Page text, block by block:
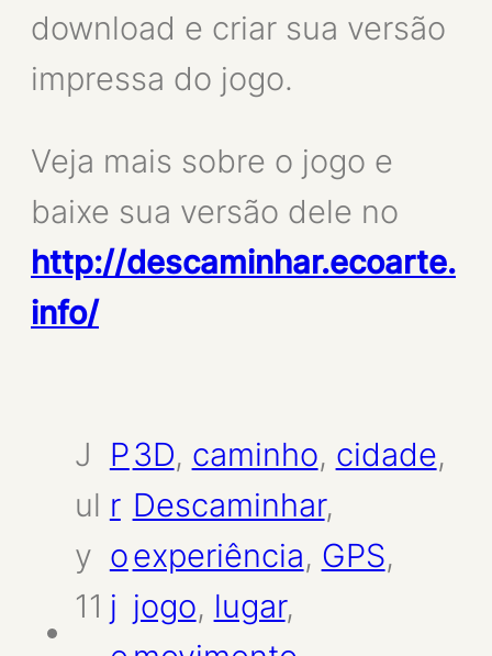
download e criar sua versão
impressa do jogo.
Veja mais sobre o jogo e
baixe sua versão dele no
http://descaminhar.ecoarte.
info/
J
ul
y
11
P
r
o
j
3D, caminho, cidade
Descaminhar
experiência, GPS
jogo, lugar